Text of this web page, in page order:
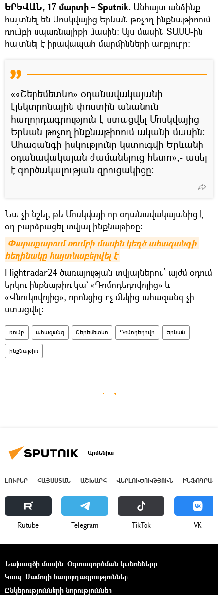
ԵՐԵՎԱՆ, 17 մարտի – Sputnik. Անհայտ անձինք
հայտնել են Մոսկվայից Երևան թռչող ինքնաթիռում
ռումբի սպառնալիքի մասին։ Այս մասին ՏԱՍՍ-ին
հայտնել է իրավապահ մարմինների աղբյուրը։
««Շերեմետևո» օդանավակայանի
էլեկտրոնային փոստին անանուն
հաղորդագրություն է ստացվել Մոսկվայից
Երևան թռչող ինքնաթիռում ականի մասին։
Ահազանգի իսկությունը կստուգվի Երևանի
օդանավակայան ժամանելուց հետո»,- ասել
է գործակալության զրուցակիցը։
Նա չի նշել, թե Մոսկվայի որ օդանավակայանից է
օդ բարձրացել տվյալ ինքնաթիռը։
Փարաքարում ռումբի մասին կեղծ ահազանգի
հեղինակը հայտնաբերվել է
Flightradar24 ծառայության տվյալներով՝ այժմ օդում
երկու ինքնաթիռ կա՝ «Դոմոդեդովոյից» և
«Վնուկովոյից», որոնցից ոչ մեկից ահազանգ չի
ստացվել։
ռումբ ահազանգ Շերեմետևո Դոմոդեդովո Երևան
ինքնաթիռ
Արմենիա
ԼՈՒՐԵՐ ՀԱՅԱՍՏԱՆ ԱՇԽԱՐՀ ՎԵՐԼՈՒԾՈՒԹՅՈՒՆ
Rutube Telegram ТikТоk VK
Նախագծի մասին Օգտագործման կանոնները
Կապ Մամուլի հաղորդագրություններ
Ընկերությունների նորություններ